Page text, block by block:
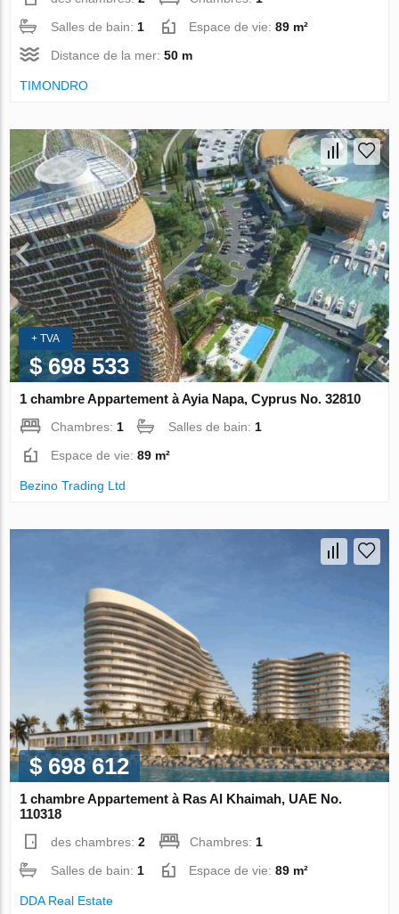
Salles de bain: 1 Espace de vie:89 m²
Distance de la mer:50 m
TIMONDRO
+ TVA
$ 698 533
1 chambre Appartement à Ayia Napa, Cyprus No. 32810
Chambres: 1 Salles de bain: 1
Espace de vie:89 m²
Bezino Trading Ltd
$ 698 612
1 chambre Appartement à Ras Al Khaimah, UAE No.
110318
des chambres:2 Chambres: 1
Salles de bain: 1 Espace de vie:89 m²
DDA Real Estate